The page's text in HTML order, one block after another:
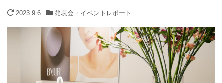
2023.9.6 発表会・イベントレポート